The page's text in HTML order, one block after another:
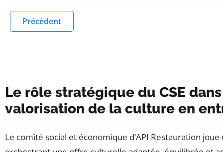
Précédent
Le rôle stratégique du CSE
valorisation de la culture en
Le comité social et économique d’API Restauration